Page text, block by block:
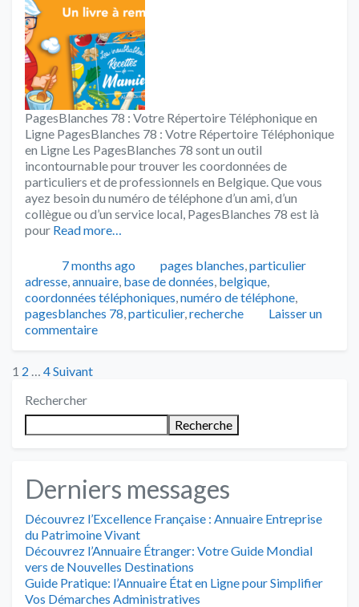
PagesBlanches 78 : Votre Répertoire Téléphonique en
Ligne PagesBlanches 78 : Votre Répertoire Téléphonique
en Ligne Les PagesBlanches 78 sont un outil
incontournable pour trouver les coordonnées de
particuliers et de professionnels en Belgique. Que vous
ayez besoin du numéro de téléphone d’un ami, d’un
collègue ou d’un service local, PagesBlanches 78 est là
pour Read more…
Publié7 months ago Catégories
pages blanches,particulier
adresse,annuaire, base de données, belgique,
coordonnées téléphoniques,numéro de téléphone,
pagesblanches 78,particulier,recherche
Laisser un
commentaire
Posts
pagination
1 2 … 4Suivant
Rechercher
Recherche
Derniers messages
Découvrez l’Excellence Française : Annuaire Entreprise
du Patrimoine Vivant
Découvrez l’Annuaire Étranger: Votre Guide Mondial
vers de Nouvelles Destinations
Guide Pratique: l’Annuaire État en Ligne pour Simplifier
Vos Démarches Administratives